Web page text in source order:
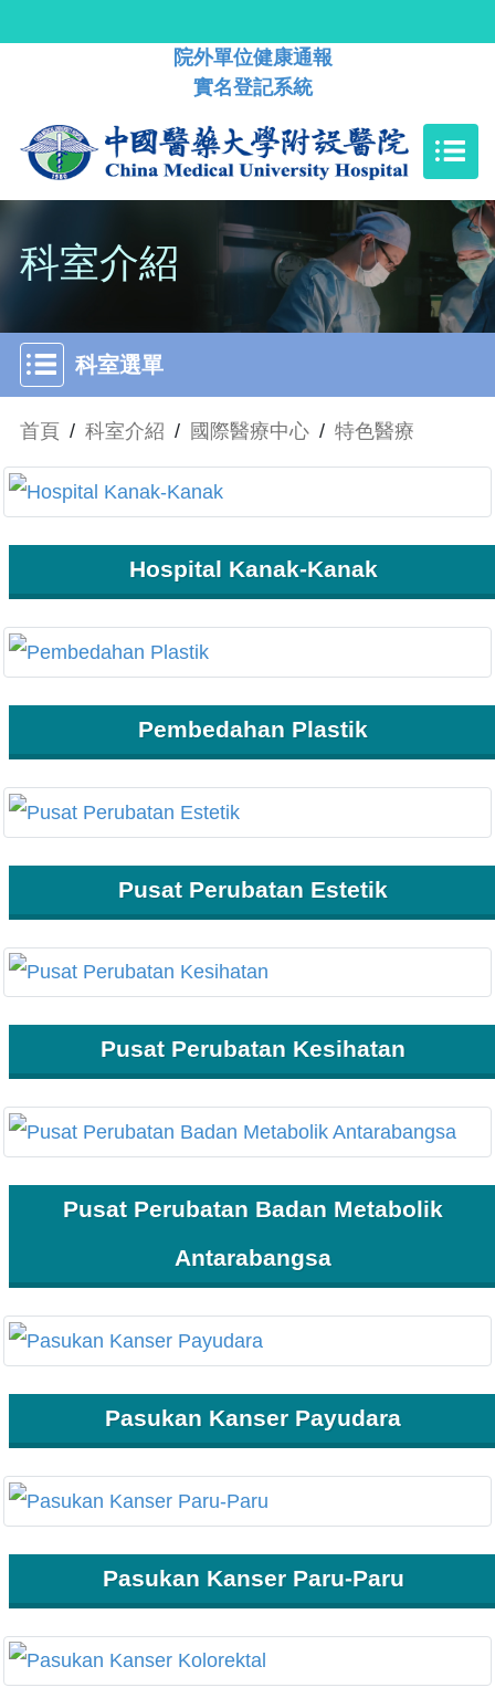
院外單位健康通報
實名登記系統
科室介紹
科室選單
首頁 / 科室介紹 / 國際醫療中心 / 特色醫療
Hospital Kanak-Kanak
Pembedahan Plastik
Pusat Perubatan Estetik
Pusat Perubatan Kesihatan
Pusat Perubatan Badan Metabolik
Antarabangsa
Pasukan Kanser Payudara
Pasukan Kanser Paru-Paru